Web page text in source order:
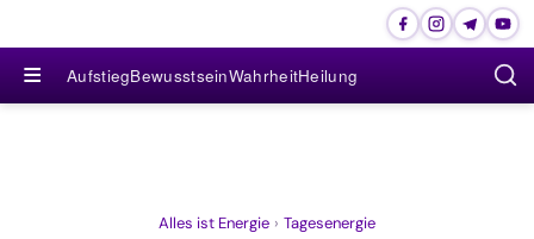
≡ AufstiegBewusstseinWahrheitHeilung
Alles ist Energie › Tagesenergie